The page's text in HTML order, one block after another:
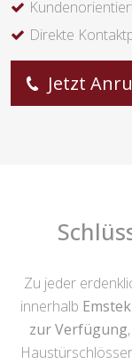
Direkte
Jetzt
Zu jeder
innerhalb
zur Verfügung